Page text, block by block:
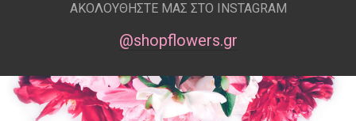
ΑΚΟΛΟΥΘΗΣΤΕ ΜΑΣ ΣΤΟ INSTAGRAM
@shopflowers.gr